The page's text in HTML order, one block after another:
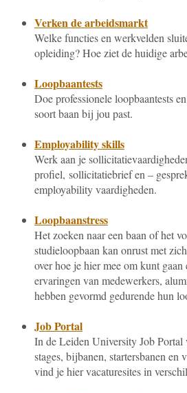
Verken de arbeidsmarkt
Welke functies en werkvelden
opleiding? Hoe ziet de huidige
Loopbaantests
Doe professionele loopbaantests
soort baan bij jou past.
Employability skills
Werk aan je
profiel, sollicitatiebrief en –
employability vaardigheden.
Loopbaanstress
Het zoeken naar een baan of het
studieloopbaan kan onrust met
over hoe je hier mee om kunt gaan
ervaringen van medewerkers,
hebben gevormd gedurende hun
JobPortal
In de Leiden University Job Portal
stages, bijbanen, startersbanen
vind je hier vacaturesites in